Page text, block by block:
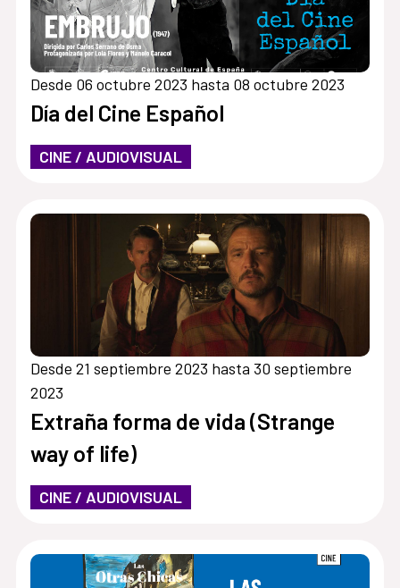
Desde 06 octubre 2023 hasta 08 octubre 2023
Día del Cine Español
CINE / AUDIOVISUAL
Desde 21 septiembre 2023 hasta 30 septiembre
2023
Extraña forma de vida (Strange
way of life)
CINE / AUDIOVISUAL